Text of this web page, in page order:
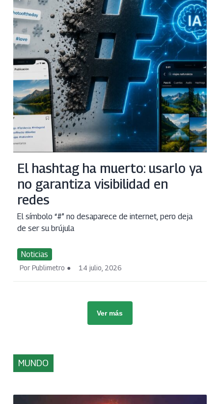
El hashtag ha muerto: usarlo ya
no garantiza visibilidad en
redes
El símbolo “#” no desaparece de internet, pero deja
de ser su brújula
Noticias
Por Publimetro 14 julio, 2026
Ver más
MUNDO